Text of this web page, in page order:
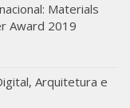
Materials
Award 2019
Arquitetura e